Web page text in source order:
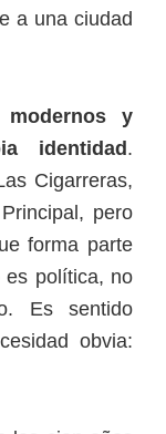
a una ciudad
modernos y
identidad .
Cigarreras,
pero
forma parte
es política, no
Es sentido
obvia: